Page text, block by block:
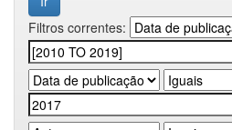
Filtros correntes: